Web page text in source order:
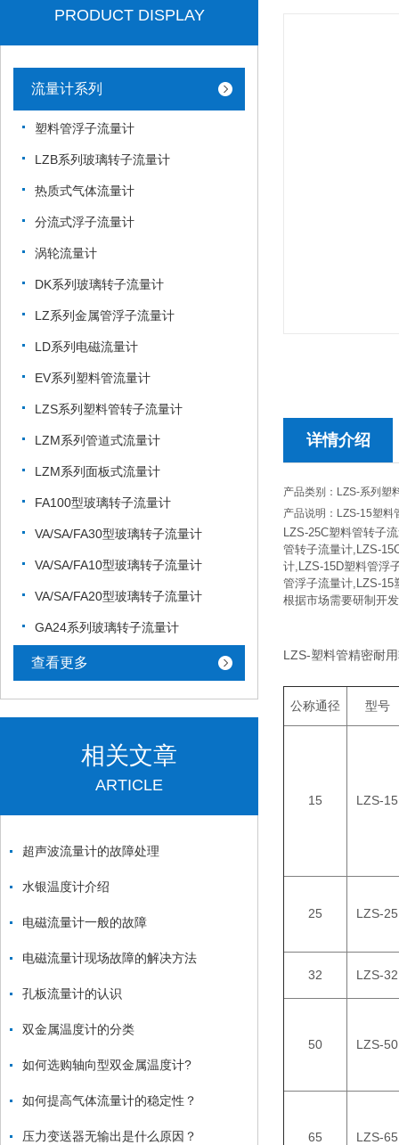
PRODUCT DISPLAY
流量计系列
塑料管浮子流量计
LZB系列玻璃转子流量计
热质式气体流量计
分流式浮子流量计
涡轮流量计
DK系列玻璃转子流量计
LZ系列金属管浮子流量计
LD系列电磁流量计
EV系列塑料管流量计
LZS系列塑料管转子流量计
LZM系列管道式流量计
LZM系列面板式流量计
FA100型玻璃转子流量计
VA/SA/FA30型玻璃转子流量计
VA/SA/FA10型玻璃转子流量计
VA/SA/FA20型玻璃转子流量计
GA24系列玻璃转子流量计
查看更多
相关文章
ARTICLE
超声波流量计的故障处理
水银温度计介绍
电磁流量计一般的故障
电磁流量计现场故障的解决方法
孔板流量计的认识
双金属温度计的分类
如何选购轴向型双金属温度计?
如何提高气体流量计的稳定性？
压力变送器无输出是什么原因？
详情介绍
产品类别：LZS-系列塑
产品说明：LZS-15塑料
LZS-25C塑料管转子
管转子流量计,LZS-
计,LZS-15D塑料管浮
管浮子流量计,LZS-15
根据市场需要研制开
LZS-塑料管精密耐
公称通径 型号
15 LZS-15
25 LZS-25
32 LZS-32
50 LZS-50
65 LZS-65